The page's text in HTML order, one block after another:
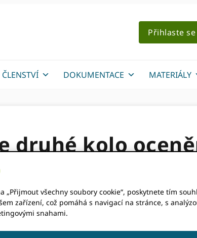
Přihlaste
ČLENSTVÍ DOKUMENTACE MATERIÁLY
druhé kolo
„Přijmout všechny soubory cookie“, poskytnete tím
zařízení, což pomáhá s navigací na stránce, s
snahami.